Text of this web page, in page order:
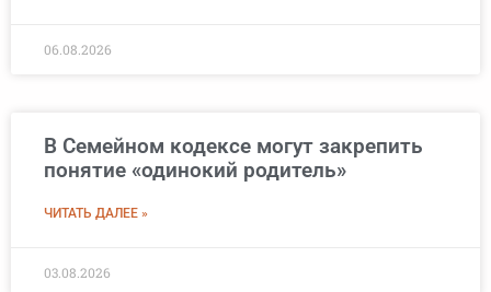
06.08.2026
В Семейном кодексе могут закрепить
понятие «одинокий родитель»
ЧИТАТЬ ДАЛЕЕ »
03.08.2026